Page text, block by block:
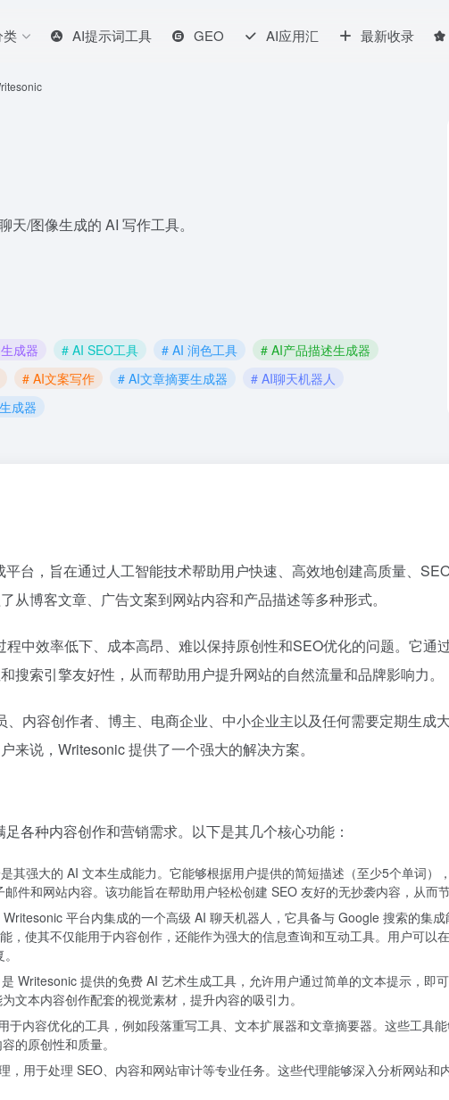
类 AI提示词工具 GEO AI应用汇 最新收录
/图像生成的 AI 写作工具。
成器 # AI SEO工具 # AI 润色工具
# AI产品描述生成器
# AI文案写作 # AI文章摘要生成器
# AI聊天机器人
成器
台，旨在通过人工智能技术帮助用户快速、高效地创建高质量、
从博客文章、广告文案到网站内容和产品描述等多种形式。
中效率低下、成本高昂、难以保持原创性和SEO优化的问题。它
搜索引擎友好性，从而帮助用户提升网站的自然流量和品牌影响力。
、内容创作者、博主、电商企业、中小企业主以及任何需要定期生
来说，Writesonic 提供了一个强大的解决方案。
各种内容创作和营销需求。以下是其几个核心功能：
其强大的 AI 文本生成能力。它能够根据用户提供的简短描述（至少5个单词
件和网站内容。该功能旨在帮助用户轻松创建 SEO 友好的无抄袭内容，从而
平台内集成的一个高级 AI 聊天机器人，它具备与 Google 搜索的集
，使其不仅能用于内容创作，还能作为强大的信息查询和互动工具。用户可以
Writesonic 提供的免费 AI 艺术生成工具，允许用户通过简单的文本提示，即
文本内容创作配套的视觉素材，提升内容的吸引力。
于内容优化的工具，例如段落重写工具、文本扩展器和文章摘要器。这些工具
的原创性和质量。
，用于处理 SEO、内容和网站审计等专业任务。这些代理能够深入分析网站